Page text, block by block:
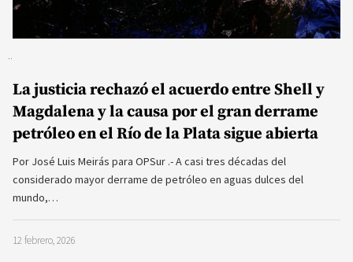
La justicia rechazó el acuerdo entre Shell y
Magdalena y la causa por el gran derrame
petróleo en el Río de la Plata sigue abierta
Por José Luis Meirás para OPSur .- A casi tres décadas del
considerado mayor derrame de petróleo en aguas dulces del
mundo,…
12 febrero, 2026